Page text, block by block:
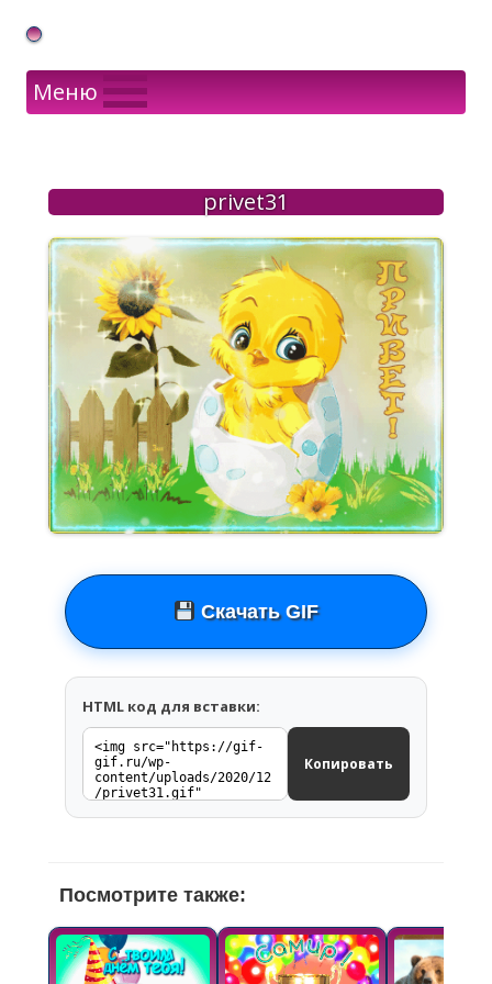
Gif Открытки в подарок
Меню
privet31
Скачать GIF
HTML код для вставки:
Копировать
Посмотрите также: